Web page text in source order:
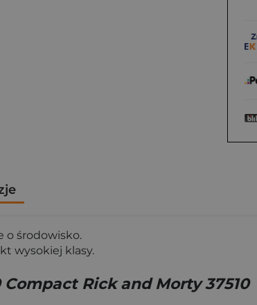
o środowisko.
wysokiej klasy.
Compact Rick and Morty 37510